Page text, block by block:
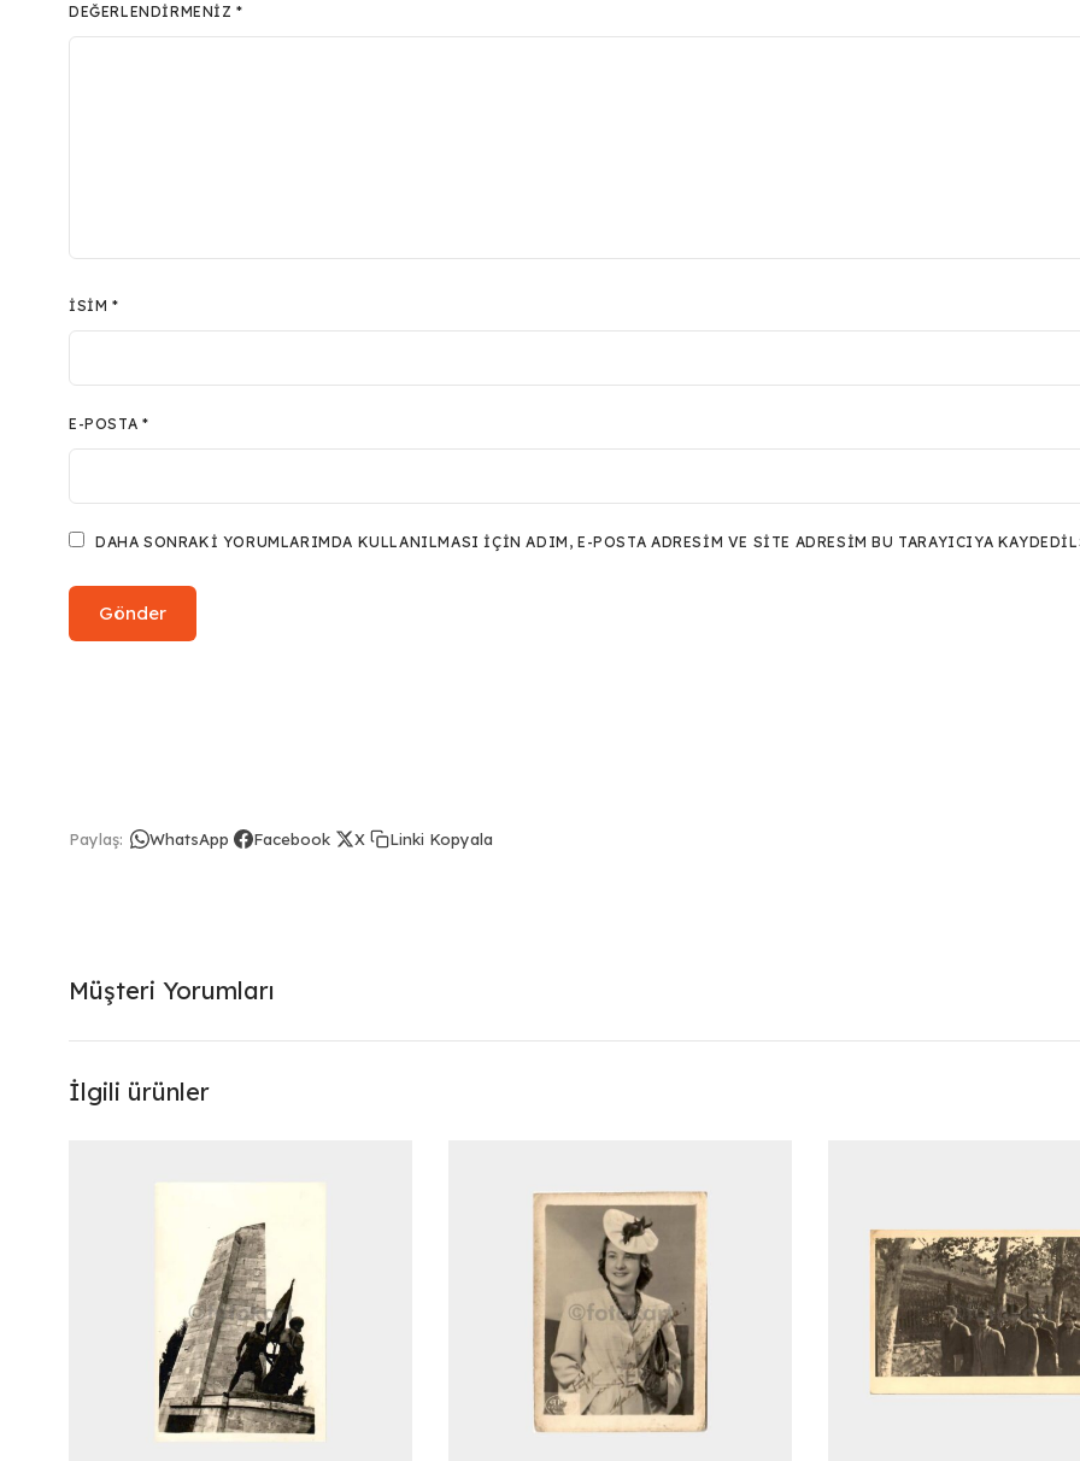
DEĞERLENDIRMENIZ*
İSIM*
E-POSTA *
DAHA SONRAKI YORUMLARIMDA KULLANILMASI IÇIN ADIM, E-POSTA ADRESIM VE SITE ADRESIM BU TARAYICIYA
Paylaş: WhatsApp Facebook X Linki Kopyala
Müşteri Yorumları
İlgili ürünler